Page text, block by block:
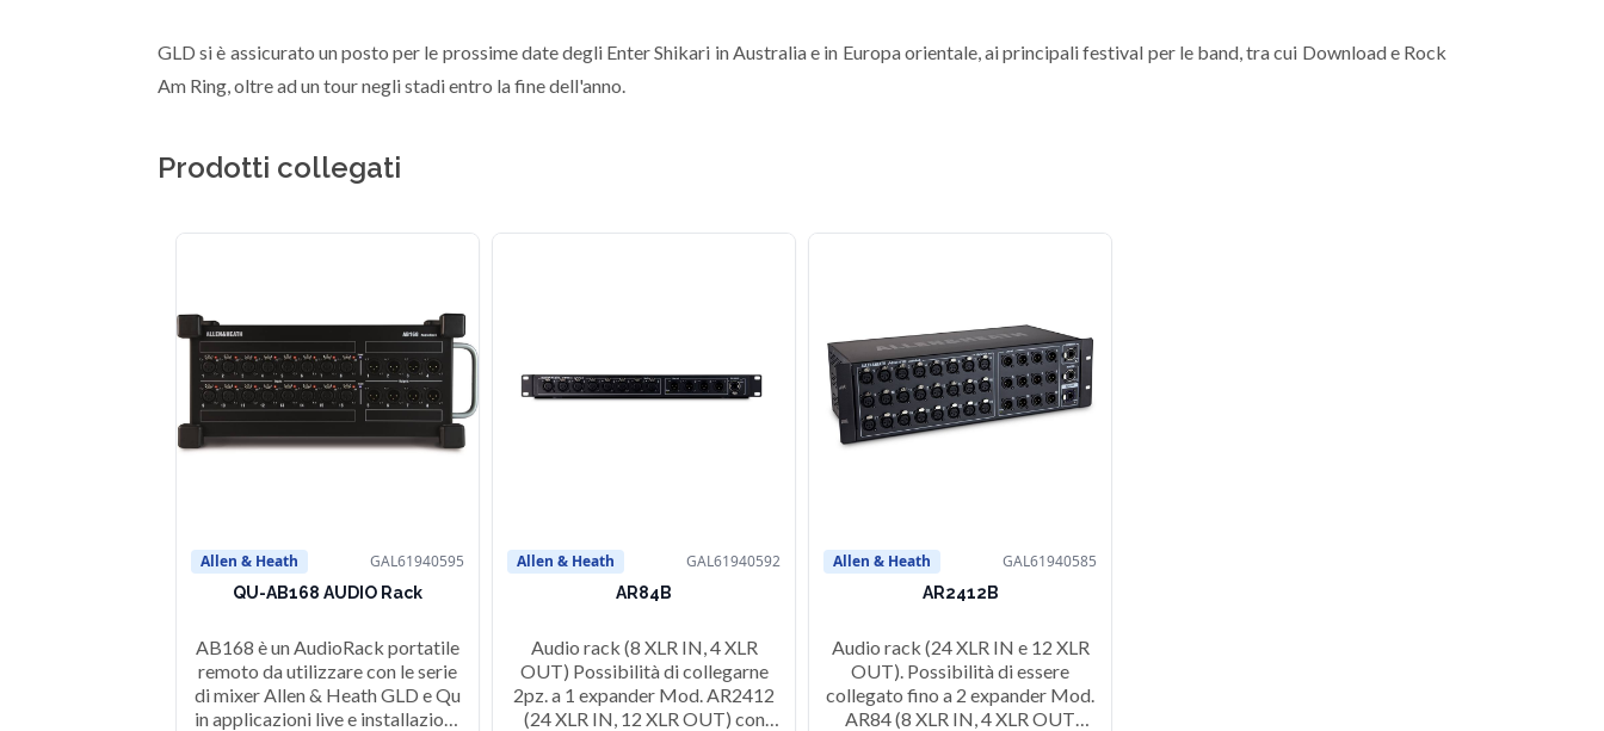
GLD si è assicurato un posto per le prossime date degli Enter Shikari in Australia e in Europa orientale, ai principali festival per le band, tra cui Download e Rock
Am Ring, oltre ad un tour negli stadi entro la fine dell'anno.
Prodotti collegati
Allen & Heath GAL61940595
QU-AB168 AUDIO Rack
AB168 è un AudioRack portatile
remoto da utilizzare con le serie
di mixer Allen & Heath GLD e Qu
in applicazioni live e installazioni.
Allen & Heath GAL61940592
AR84B
Audio rack (8 XLR IN, 4 XLR
OUT) Possibilità di collegarne
2pz. a 1 expander Mod. AR2412
(24 XLR IN, 12 XLR OUT) con
Allen & Heath GAL61940585
AR2412B
Audio rack (24 XLR IN e 12 XLR
OUT). Possibilità di essere
collegato fino a 2 expander Mod.
AR84 (8 XLR IN, 4 XLR OUT